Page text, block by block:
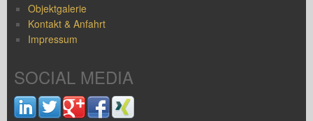
Objektgalerie
Kontakt & Anfahrt
Impressum
SOCIAL MEDIA